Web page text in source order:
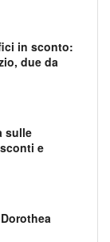
in sconto:
due da
sulle
e